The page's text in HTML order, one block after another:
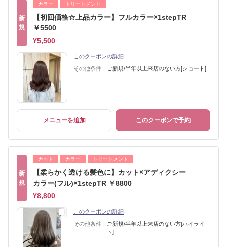
新
規
カラー トリートメント
【初回価格☆上品カラー】フルカラー×1stepTR
￥5500
¥5,500
このクーポンの詳細
その他条件： ご新規/半年以上来店のない方[ショート]
メニューを追加 このクーポンで予約
新
規
カット カラー トリートメント
【柔らかく透ける髪色に】カット×アディクシー
カラー(フル)×1stepTR ￥8800
¥8,800
このクーポンの詳細
その他条件： ご新規/半年以上来店のない方[ハイライ
ト]